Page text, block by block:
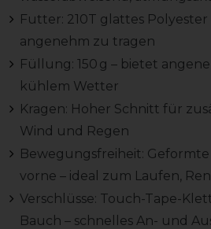
Futter: 210T glattes Polyester
angenehm zu tragen
Füllung: 150 g – bietet
kühlem Wetter
Kragen: Hoher Schnitt für
Wind und Regen
Bewegungsfreiheit:
vorne – ideal zum Laufen,
Verschlüsse: Touch-Tape-
Bauch – schnelles An- und